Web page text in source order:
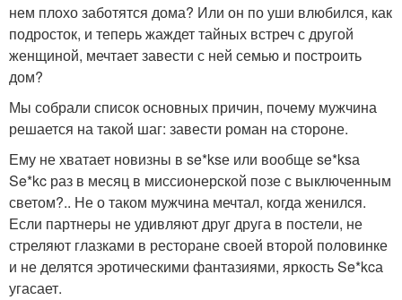
нем плохо заботятся дома? Или он по уши влюбился, как
подросток, и теперь жаждет тайных встреч с другой
женщиной, мечтает завести с ней семью и построить
дом?
Мы собрали список основных причин, почему мужчина
решается на такой шаг: завести роман на стороне.
Ему не хватает новизны в se*ksе или вообще se*ksа
Se*kc раз в месяц в миссионерской позе с выключенным
светом?.. Не о таком мужчина мечтал, когда женился.
Если партнеры не удивляют друг друга в постели, не
стреляют глазками в ресторане своей второй половинке
и не делятся эротическими фантазиями, яркость Se*kcа
угасает.